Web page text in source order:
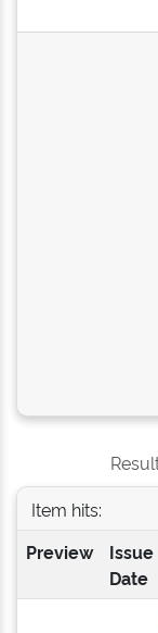
Item hits:
Preview
Issue
Date